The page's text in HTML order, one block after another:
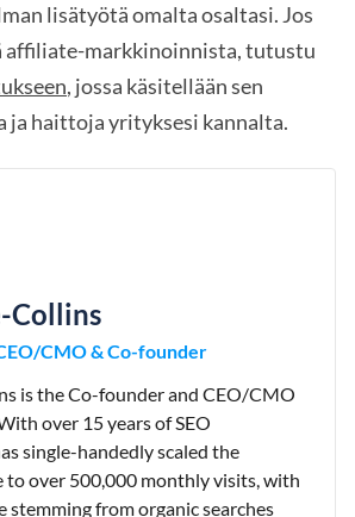
lisätyötä omalta osaltasi. Jos
affiliate-markkinoinnista, tutustu
, jossa käsitellään sen
ja haittoja yrityksesi kannalta.
Collins
CMO & Co-founder
is the Co-founder and CEO/CMO
over 15 years of SEO
single-handedly scaled the
to over 500,000 monthly visits, with
stemming from organic searches